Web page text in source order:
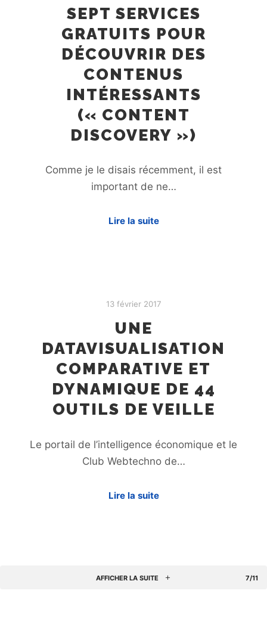
SEPT SERVICES
GRATUITS POUR
DÉCOUVRIR DES
CONTENUS
INTÉRESSANTS
(« CONTENT
DISCOVERY »)
Comme je le disais récemment, il est
important de ne…
Lire la suite
13 février 2017
UNE
DATAVISUALISATION
COMPARATIVE ET
DYNAMIQUE DE 44
OUTILS DE VEILLE
Le portail de l’intelligence économique et le
Club Webtechno de…
Lire la suite
AFFICHER LA SUITE 7/11